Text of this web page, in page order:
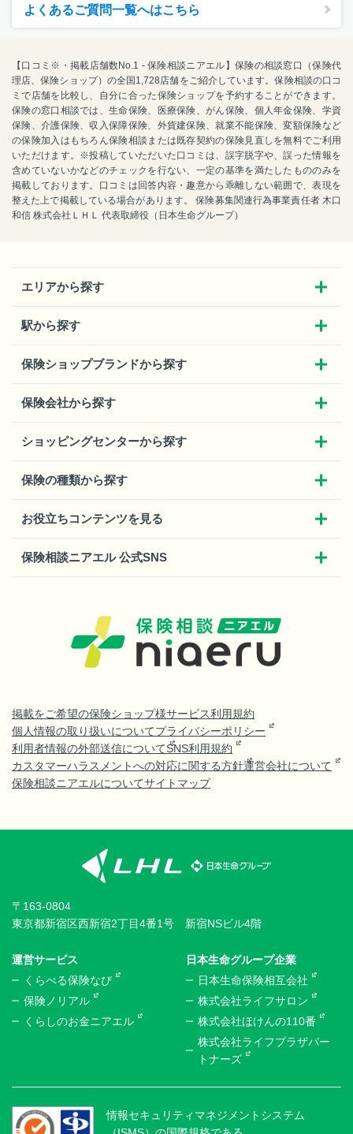
よくあるご質問一覧へはこちら
【口コミ※・掲載店舗数No.1 - 保険相談ニアエル】保険の相談窓口（保険代
理店、保険ショップ）の全国1,728店舗をご紹介しています。保険相談の口コ
ミで店舗を比較し、自分に合った保険ショップを予約することができます。
保険の窓口相談では、生命保険、医療保険、がん保険、個人年金保険、学資
保険、介護保険、収入保障保険、外貨建保険、就業不能保険、変額保険など
の保険加入はもちろん保険相談または既存契約の保険見直しを無料でご利用
いただけます。※投稿していただいた口コミは、誤字脱字や、誤った情報を
含めていないかなどのチェックを行ない、一定の基準を満たしたもののみを
掲載しております。口コミは回答内容・趣意から乖離しない範囲で、表現を
整えた上で掲載している場合があります。 保険募集関連行為事業責任者 木口
和信 株式会社ＬＨＬ 代表取締役（日本生命グループ）
エリアから探す
駅から探す
保険ショップブランドから探す
保険会社から探す
ショッピングセンターから探す
保険の種類から探す
お役立ちコンテンツを見る
保険相談ニアエル 公式SNS
掲載をご希望の保険ショップ様サービス利用規約
個人情報の取り扱いについてプライバシーポリシー
利用者情報の外部送信についてSNS利用規約
カスタマーハラスメントへの対応に関する方針運営会社について
保険相談ニアエルについてサイトマップ
〒163-0804
東京都新宿区西新宿2丁目4番1号 新宿NSビル4階
運営サービス
くらべる保険なび
保険ノリアル
くらしのお金ニアエル
日本生命グループ企業
日本生命保険相互会社
株式会社ライフサロン
株式会社ほけんの110番
株式会社ライフプラザパー
トナーズ
情報セキュリティマネジメントシステム